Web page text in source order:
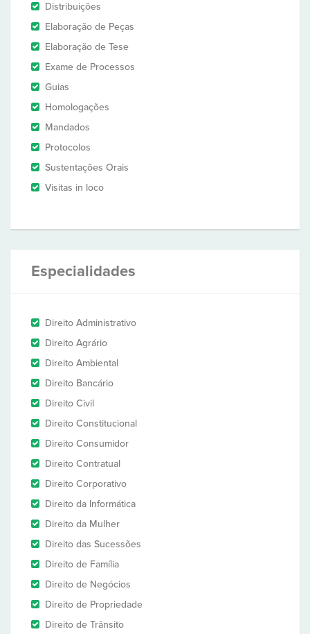
Distribuições
Elaboração de Peças
Elaboração de Tese
Exame de Processos
Guias
Homologações
Mandados
Protocolos
Sustentações Orais
Visitas in loco
Especialidades
Direito Administrativo
Direito Agrário
Direito Ambiental
Direito Bancário
Direito Civil
Direito Constitucional
Direito Consumidor
Direito Contratual
Direito Corporativo
Direito da Informática
Direito da Mulher
Direito das Sucessões
Direito de Família
Direito de Negócios
Direito de Propriedade
Direito de Trânsito